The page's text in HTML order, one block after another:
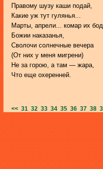
Правому шузу каши подай,
Какие уж тут гулянья...
Марты, апрели... комар их
Божии наказанья,
Сволочи солнечные вечера
(От них у меня мигрени)
Не за горою, а там — жара,
Что еще охеренней.
<< 31 32 33 34 35 36 37 38